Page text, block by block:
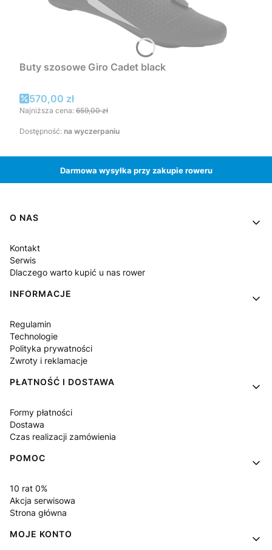
Buty szosowe Giro Cadet black
Cena promocyjna
570,00 zł
Najniższa cena: 659,00 zł
Dostępność: na wyczerpaniu
Darmowa wysyłka przy zakupie roweru
Linki w stopce
O NAS
Kontakt
Serwis
Dlaczego warto kupić u nas rower
INFORMACJE
Regulamin
Technologie
Polityka prywatności
Zwroty i reklamacje
PŁATNOŚĆ I DOSTAWA
Formy płatności
Dostawa
Czas realizacji zamówienia
POMOC
10 rat 0%
Akcja serwisowa
Strona główna
MOJE KONTO